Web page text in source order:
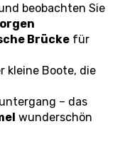
Setzen Sie sich in ein Café und beobachten Sie
Brücke für
kleine Boote, die
Bleiben Sie bis zum Sonnenuntergang – das
wunderschön